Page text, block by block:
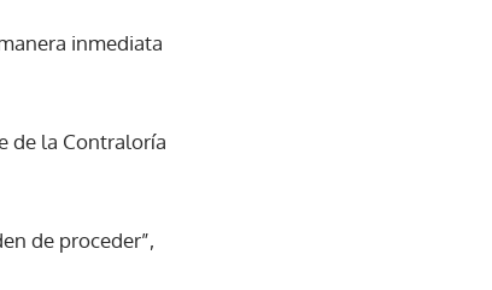
inmediata
de la Contraloría
de proceder”,